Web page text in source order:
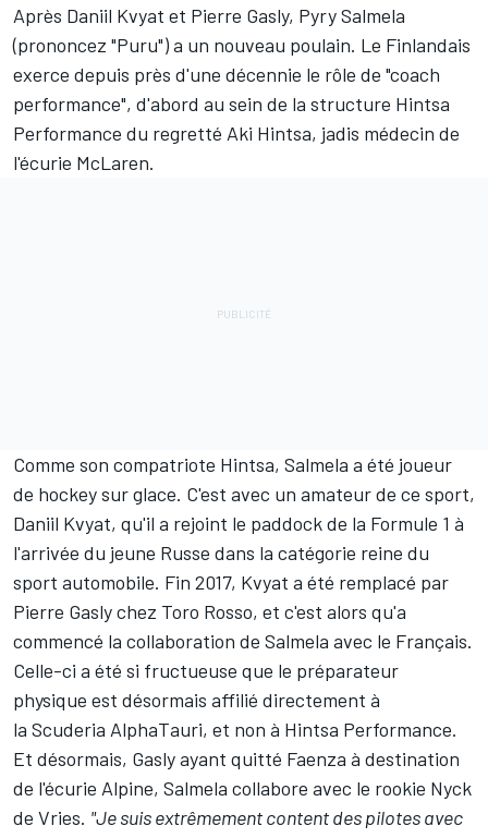
Après Daniil Kvyat et Pierre Gasly, Pyry Salmela
(prononcez "Puru") a un nouveau poulain. Le Finlandais
exerce depuis près d'une décennie le rôle de "coach
performance", d'abord au sein de la structure Hintsa
Performance du regretté Aki Hintsa, jadis médecin de
l'écurie McLaren.
Comme son compatriote Hintsa, Salmela a été joueur
de hockey sur glace. C'est avec un amateur de ce sport,
Daniil Kvyat, qu'il a rejoint le paddock de la Formule 1 à
l'arrivée du jeune Russe dans la catégorie reine du
sport automobile. Fin 2017, Kvyat a été remplacé par
Pierre Gasly chez Toro Rosso, et c'est alors qu'a
commencé la collaboration de Salmela avec le Français.
Celle-ci a été si fructueuse que le préparateur
physique est désormais affilié directement à
la Scuderia AlphaTauri, et non à Hintsa Performance.
Et désormais, Gasly ayant quitté Faenza à destination
de l'écurie Alpine, Salmela collabore avec le rookie Nyck
de Vries. "Je suis extrêmement content des pilotes avec